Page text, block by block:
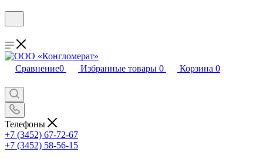
Сравнение0 Избранные товары 0 Корзина 0
Телефоны
+7 (3452) 67-72-67
+7 (3452) 58-56-15